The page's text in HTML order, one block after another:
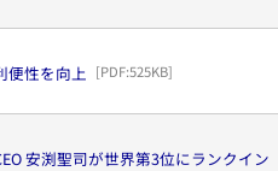
便性を向上 [PDF:525KB]
安渕聖司が世界第3位にランクイン